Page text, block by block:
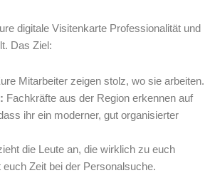
digitale Visitenkarte Professionalität und
Das Ziel:
Mitarbeiter zeigen stolz, wo sie arbeiten.
Fachkräfte aus der Region erkennen auf
ihr ein moderner, gut organisierter
die Leute an, die wirklich zu euch
Zeit bei der Personalsuche.